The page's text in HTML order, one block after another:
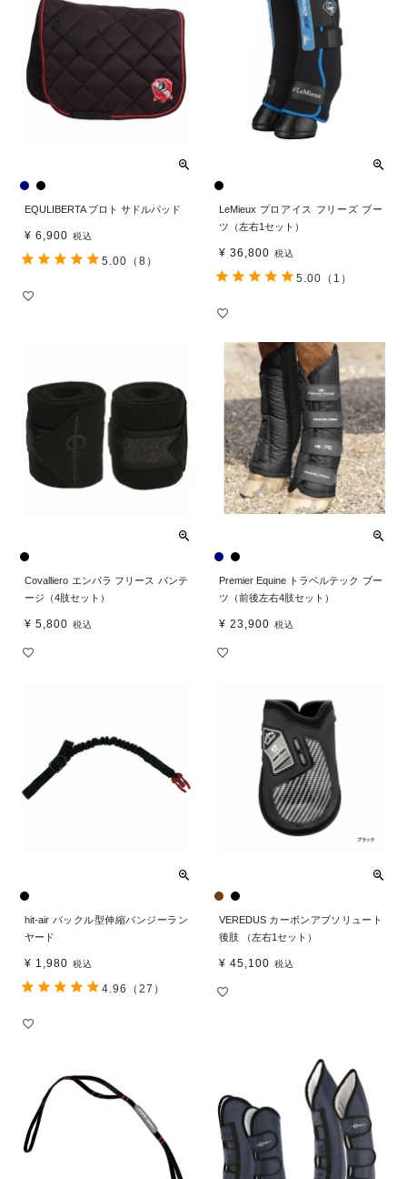
EQULIBERTA プロト サドルパッド
¥ 6,900 税込
5.00 （8）
LeMieux プロアイス フリーズ ブー
ツ（左右1セット）
¥ 36,800 税込
5.00 （1）
Covalliero エンパラ フリース バンテ
ージ（4肢セット）
¥ 5,800 税込
Premier Equine トラベルテック ブー
ツ（前後左右4肢セット）
¥ 23,900 税込
hit-air バックル型伸縮バンジーラン
ヤード
¥ 1,980 税込
4.96 （27）
VEREDUS カーボンアブソリュート
後肢 （左右1セット）
¥ 45,100 税込